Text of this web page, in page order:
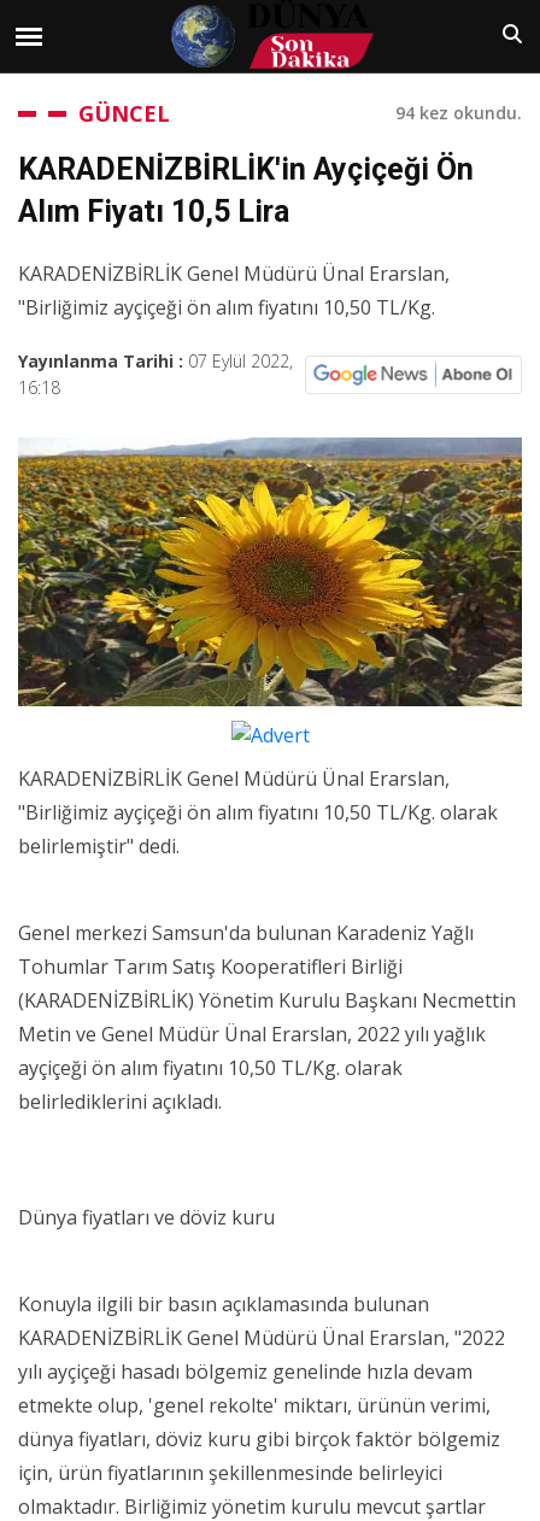
GÜNCEL 94 kez okundu.
KARADENİZBİRLİK'in Ayçiçeği Ön
Alım Fiyatı 10,5 Lira
KARADENİZBİRLİK Genel Müdürü Ünal Erarslan,
"Birliğimiz ayçiçeği ön alım fiyatını 10,50 TL/Kg.
Yayınlanma Tarihi : 07 Eylül 2022,
16:18
KARADENİZBİRLİK Genel Müdürü Ünal Erarslan,
"Birliğimiz ayçiçeği ön alım fiyatını 10,50 TL/Kg. olarak
belirlemiştir" dedi.
Genel merkezi Samsun'da bulunan Karadeniz Yağlı
Tohumlar Tarım Satış Kooperatifleri Birliği
(KARADENİZBİRLİK) Yönetim Kurulu Başkanı Necmettin
Metin ve Genel Müdür Ünal Erarslan, 2022 yılı yağlık
ayçiçeği ön alım fiyatını 10,50 TL/Kg. olarak
belirlediklerini açıkladı.
Dünya fiyatları ve döviz kuru
Konuyla ilgili bir basın açıklamasında bulunan
KARADENİZBİRLİK Genel Müdürü Ünal Erarslan, "2022
yılı ayçiçeği hasadı bölgemiz genelinde hızla devam
etmekte olup, 'genel rekolte' miktarı, ürünün verimi,
dünya fiyatları, döviz kuru gibi birçok faktör bölgemiz
için, ürün fiyatlarının şekillenmesinde belirleyici
olmaktadır. Birliğimiz yönetim kurulu mevcut şartlar